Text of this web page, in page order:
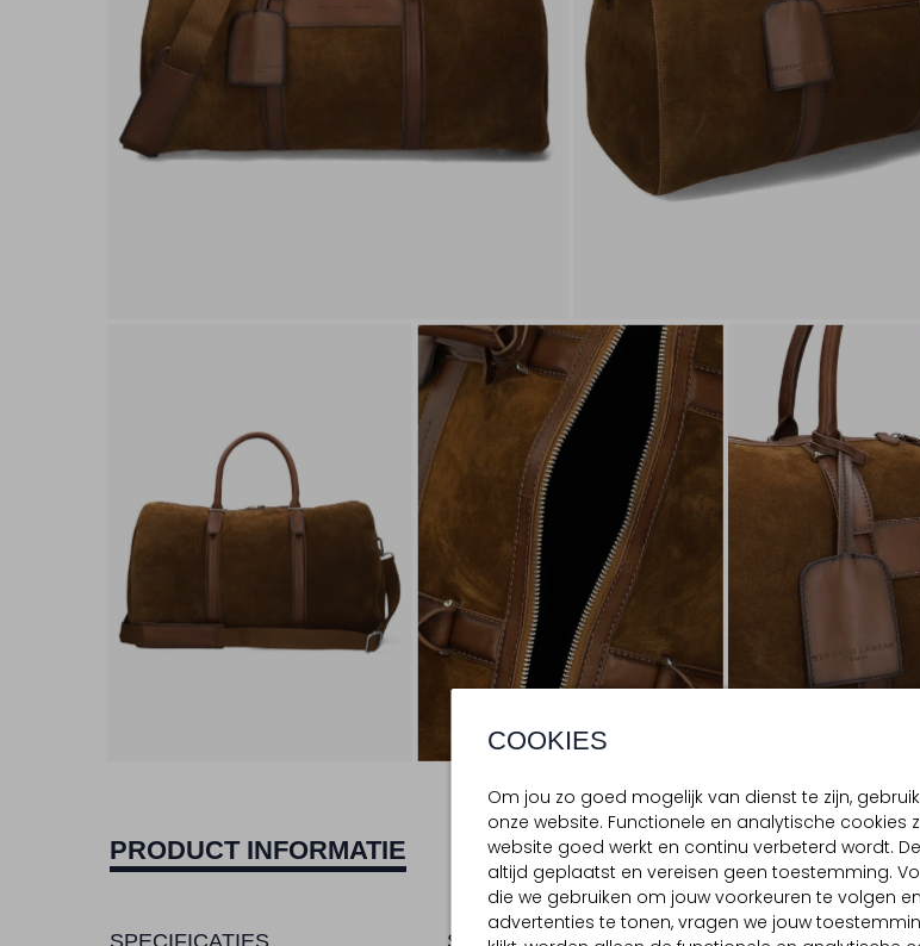
COOKIES
Om jou zo goed mogelijk van dienst te zijn,
onze website. Functionele en analytische cookies
website goed werkt en continu verbeterd wordt.
altijd geplaatst en vereisen geen toestemming.
die we gebruiken om jouw voorkeuren te volgen
advertenties te tonen, vragen we jouw
PRODUCT INFORMATIE BEZORGEN & RETOURNEREN
SPECIFICATIES
SAMENSTELLING & PASVORM